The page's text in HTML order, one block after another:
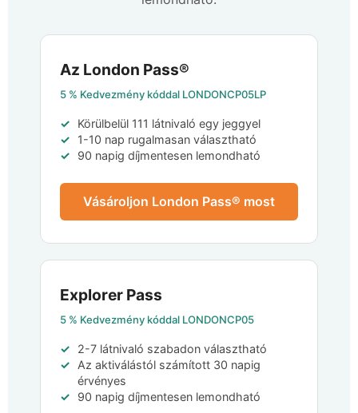
Az London Pass®
5 % Kedvezmény kóddal LONDONCP05LP
Körülbelül 111 látnivaló egy jeggyel
1-10 nap rugalmasan választható
90 napig díjmentesen lemondható
Vásároljon London Pass® most
Explorer Pass
5 % Kedvezmény kóddal LONDONCP05
2-7 látnivaló szabadon választható
Az aktiválástól számított 30 napig
érvényes
90 napig díjmentesen lemondható